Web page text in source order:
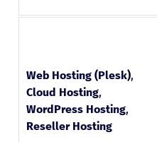
Web Hosting (Plesk),
Cloud Hosting,
WordPress Hosting,
Reseller Hosting